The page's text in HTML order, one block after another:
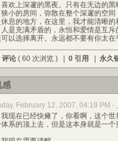
上深邃的黑夜。只有在无边的黑
狭小的房间，弥散在整个深邃的空
息的地方，在这里，我才能清晰的
充满矛盾的，永恒和爱情是互斥
可以选择离开。永远都不要有你太
评论 ( 60 次浏览 ) | 0 引用 永久
感
February 12, 2007, 04:19 PM -
在已经快瘫了，你看啊，这个世
系的顶上去，但是这本身就是一